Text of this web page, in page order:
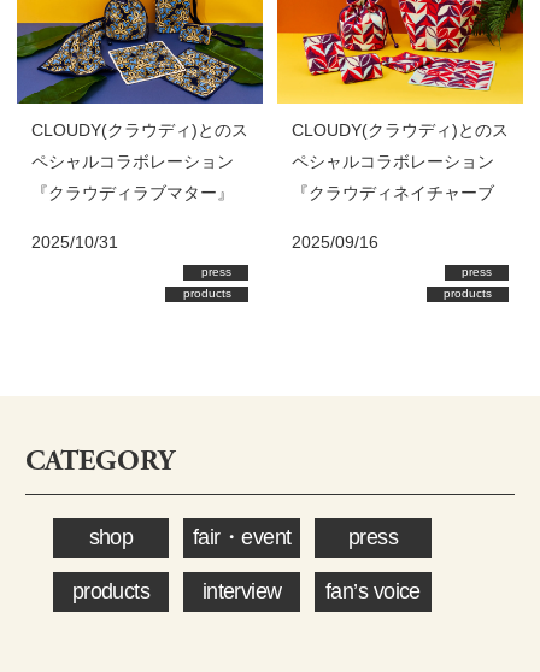
CLOUDY(クラウディ)とのス
ペシャルコラボレーション
『クラウディラブマター』
2025/10/31
press
products
CLOUDY(クラウディ)とのス
ペシャルコラボレーション
『クラウディネイチャーブ
2025/09/16
press
products
CATEGORY
shop fair・event press
products interview fan’s voice